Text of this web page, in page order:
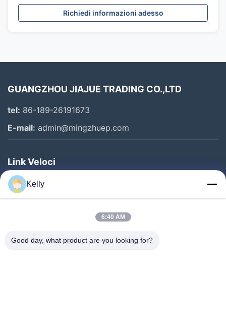
Richiedi informazioni adesso
GUANGZHOU JIAJUE TRADING CO.,LTD
tel: 86-189-26191673
E-mail: admin@mingzhuep.com
Link Veloci
Casa.
Prodotti
Visita Alla Fabbrica
Kelly
6:40 AM
Good day, what product are you looking for?